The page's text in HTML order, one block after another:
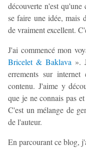
découverte n'est
se faire une idée, mais
de vraiment excellent.
J'ai commencé mon
Bricelet & Baklava ».
errements sur
contenu. J'aime y
que je ne connais pas
C'est un mélange de
de l'auteur.
En parcourant ce blog,